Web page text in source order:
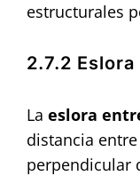
estructurales
2.7.2
La eslora
distancia
perpendicular